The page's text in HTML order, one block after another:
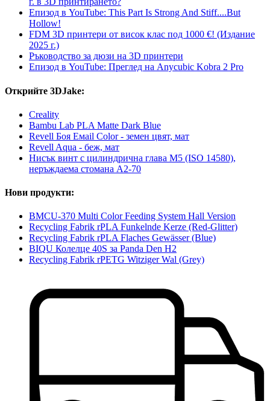
Епизод в YouTube: This Part Is Strong And Stiff....But
Hollow!
FDM 3D принтери от висок клас под 1000 €! (Издание
2025 г.)
Ръководство за дюзи на 3D принтери
Епизод в YouTube: Преглед на Anycubic Kobra 2 Pro
Открийте 3DJake:
Creality
Bambu Lab PLA Matte Dark Blue
Revell Боя Емаil Color - земен цвят, мат
Revell Aqua - беж, мат
Нисък винт с цилиндрична глава M5 (ISO 14580),
неръждаема стомана A2-70
Нови продукти:
BMCU-370 Multi Color Feeding System Hall Version
Recycling Fabrik rPLA Funkelnde Kerze (Red-Glitter)
Recycling Fabrik rPLA Flaches Gewässer (Blue)
BIQU Колелце 40S за Panda Den H2
Recycling Fabrik rPETG Witziger Wal (Grey)